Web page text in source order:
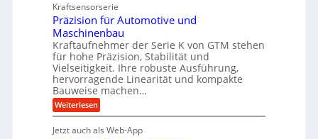
c
i
n
d
e
t
r
i
e
b
e
n
d
A
u
f
t
r
a
l
o
s
e
,
w
e
n
i
g
h
n
s
t
a
n
g
e
n
g
e
t
r
Kraftsensorserie
Präzision für Automotive und
Maschinenbau
Kraftaufnehmer der Serie K von GTM stehen
für hohe Präzision, Stabilität und
Vielseitigkeit. Ihre robuste Ausführung,
hervorragende Linearität und kompakte
Bauweise machen…
Weiterlesen:
P
ä
Jetzt auch als Web-App